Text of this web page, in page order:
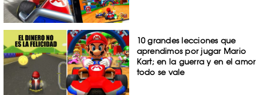
10 grandes lecciones que
aprendimos por jugar Mario
Kart; en la guerra y en el amor
todo se vale